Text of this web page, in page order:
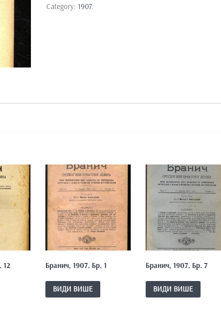
Category: 1907.
12 Бранич, 1907. Бр. 1
ВИДИ ВИШЕ
Бранич, 1907. Бр. 7
ВИДИ ВИШЕ